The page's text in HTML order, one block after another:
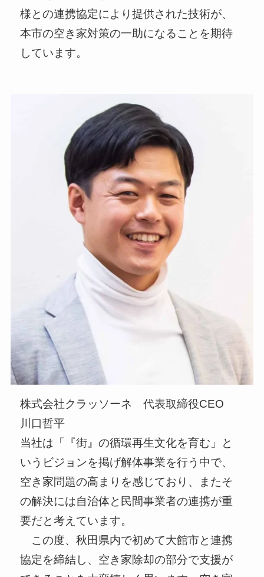
様との連携協定により提供された技術が、
本市の空き家対策の一助になることを期待
しています。
株式会社クラッソーネ 代表取締役CEO
川口哲平
当社は「『街』の循環再生文化を育む」と
いうビジョンを掲げ解体事業を行う中で、
空き家問題の高まりを感じており、またそ
の解決には自治体と民間事業者の連携が重
要だと考えています。
この度、秋田県内で初めて大館市と連携
協定を締結し、空き家除却の部分で支援が